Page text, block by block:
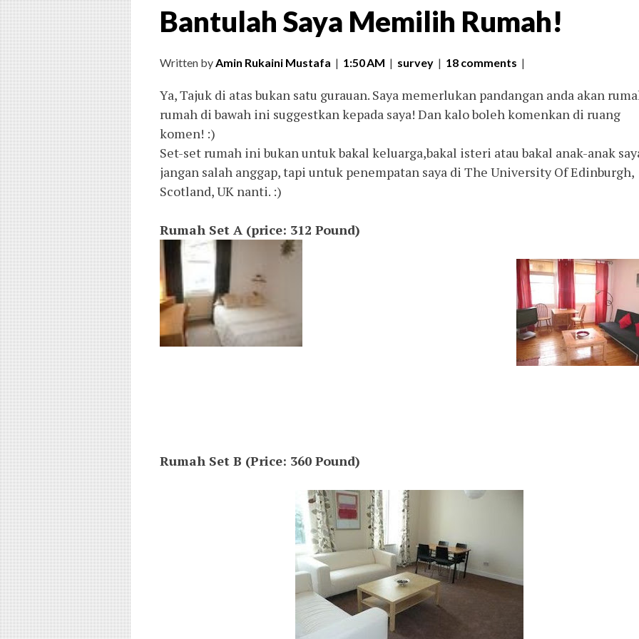
Bantulah Saya Memilih Rumah!
Written byAmin Rukaini Mustafa | 1:50 AM | survey | 18 comments |
Ya, Tajuk di atas bukan satu gurauan. Saya memerlukan pandangan anda akan
rumah di bawah ini suggestkan kepada saya! Dan kalo boleh komenkan di ruang
komen! :)
Set-set rumah ini bukan untuk bakal keluarga,bakal isteri atau bakal anak-anak
jangan salah anggap, tapi untuk penempatan saya di The University Of Edinburgh,
Scotland, UK nanti. :)
Rumah Set A (price: 312 Pound)
Rumah Set B (Price: 360 Pound)